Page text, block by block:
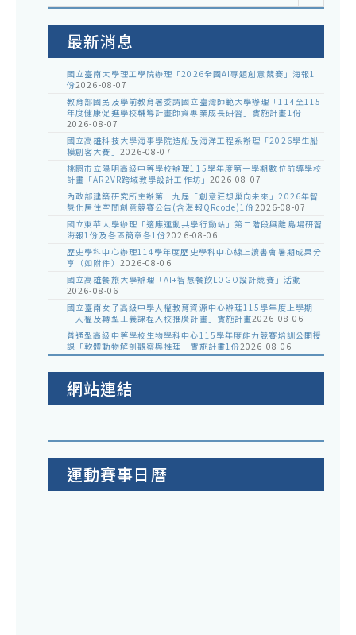
室
最新消息
國立臺南大學理工學院辦理「2026全國AI專題創意競賽」海報1
份2026-08-07
教育部國民及學前教育署委請國立臺灣師範大學辦理「114至115
年度健康促進學校輔導計畫師資專業成長研習」實施計畫1份
2026-08-07
國立高雄科技大學海事學院造船及海洋工程系辦理「2026學生船
模創客大賽」 2026-08-07
桃園市立陽明高級中等學校辦理115學年度第一學期數位前導學校
計畫「AR2VR跨域教學設計工作坊」 2026-08-07
內政部建築研究所主辦第十九屆「創意狂想巢向未來」2026年智
慧化居住空間創意競賽公告(含海報QRcode)1份2026-08-07
國立東華大學辦理「適應運動共學行動站」第二階段與離島場研習
海報1份及各區簡章各1份2026-08-06
歷史學科中心辦理114學年度歷史學科中心線上讀書會暑期成果分
享（如附件） 2026-08-06
國立高雄餐旅大學辦理「AI+智慧餐飲LOGO設計競賽」活動
2026-08-06
國立臺南女子高級中學人權教育資源中心辦理115學年度上學期
「人權及轉型正義課程入校推廣計畫」實施計畫2026-08-06
普通型高級中等學校生物學科中心115學年度能力競賽培訓公開授
課「軟體動物解剖觀察與推理」實施計畫1份2026-08-06
網站連結
運動賽事日曆